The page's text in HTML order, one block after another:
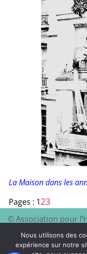
La Maison dans les
Pages : 123
© Association pour
– 2024 – Site à
Nous utilisons des
expérience sur notre